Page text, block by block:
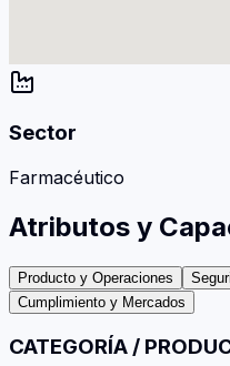
Sector
Farmacéutico
Atributos y
Producto y Operaciones
Cumplimiento y Mercados
CATEGORÍA /